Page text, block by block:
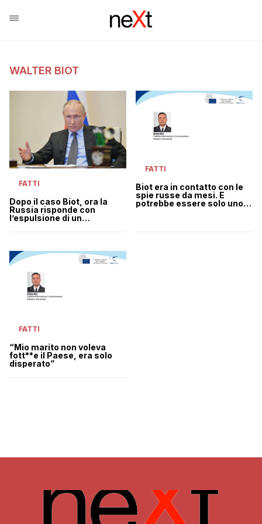
WALTER BIOT
FATTI
Dopo il caso Biot, ora la
Russia risponde con
l’espulsione di un
FATTI
Biot era in contatto con le
spie russe da mesi. E
potrebbe essere solo uno
FATTI
“Mio marito non voleva
fott**e il Paese, era solo
disperato”